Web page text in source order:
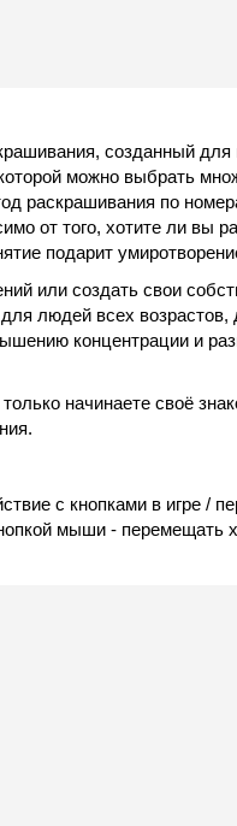
созданный для
можно выбрать
раскрашивания по
от того, хотите ли вы
подарит
или создать свои
людей всех
концентрации и
начинаете своё
с кнопками в игре /
мыши - перемещать